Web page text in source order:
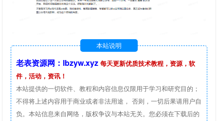
本站说明
老表资源网：lbzyw.xyz 每天更新优质技术教程，资源，软
件，活动，资讯！
本站提供的一切软件、教程和内容信息仅限用于学习和研究目的；
不得将上述内容用于商业或者非法用途， 否则，一切后果请用户自
负。本站信息来自网络，版权争议与本站无关。您必须在下载后的